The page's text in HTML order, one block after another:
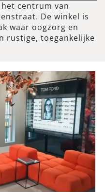
centrum van
De winkel is
waar oogzorg en
rustige, toegankelijke